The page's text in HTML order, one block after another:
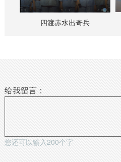
四渡赤水出奇兵
给我留言：
您还可以输入200个字